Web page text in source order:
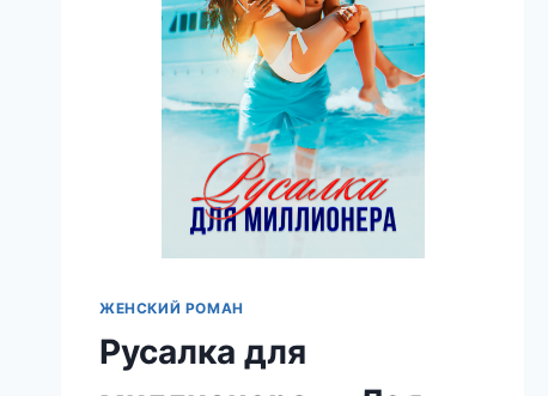
ЖЕНСКИЙ РОМАН
Русалка для